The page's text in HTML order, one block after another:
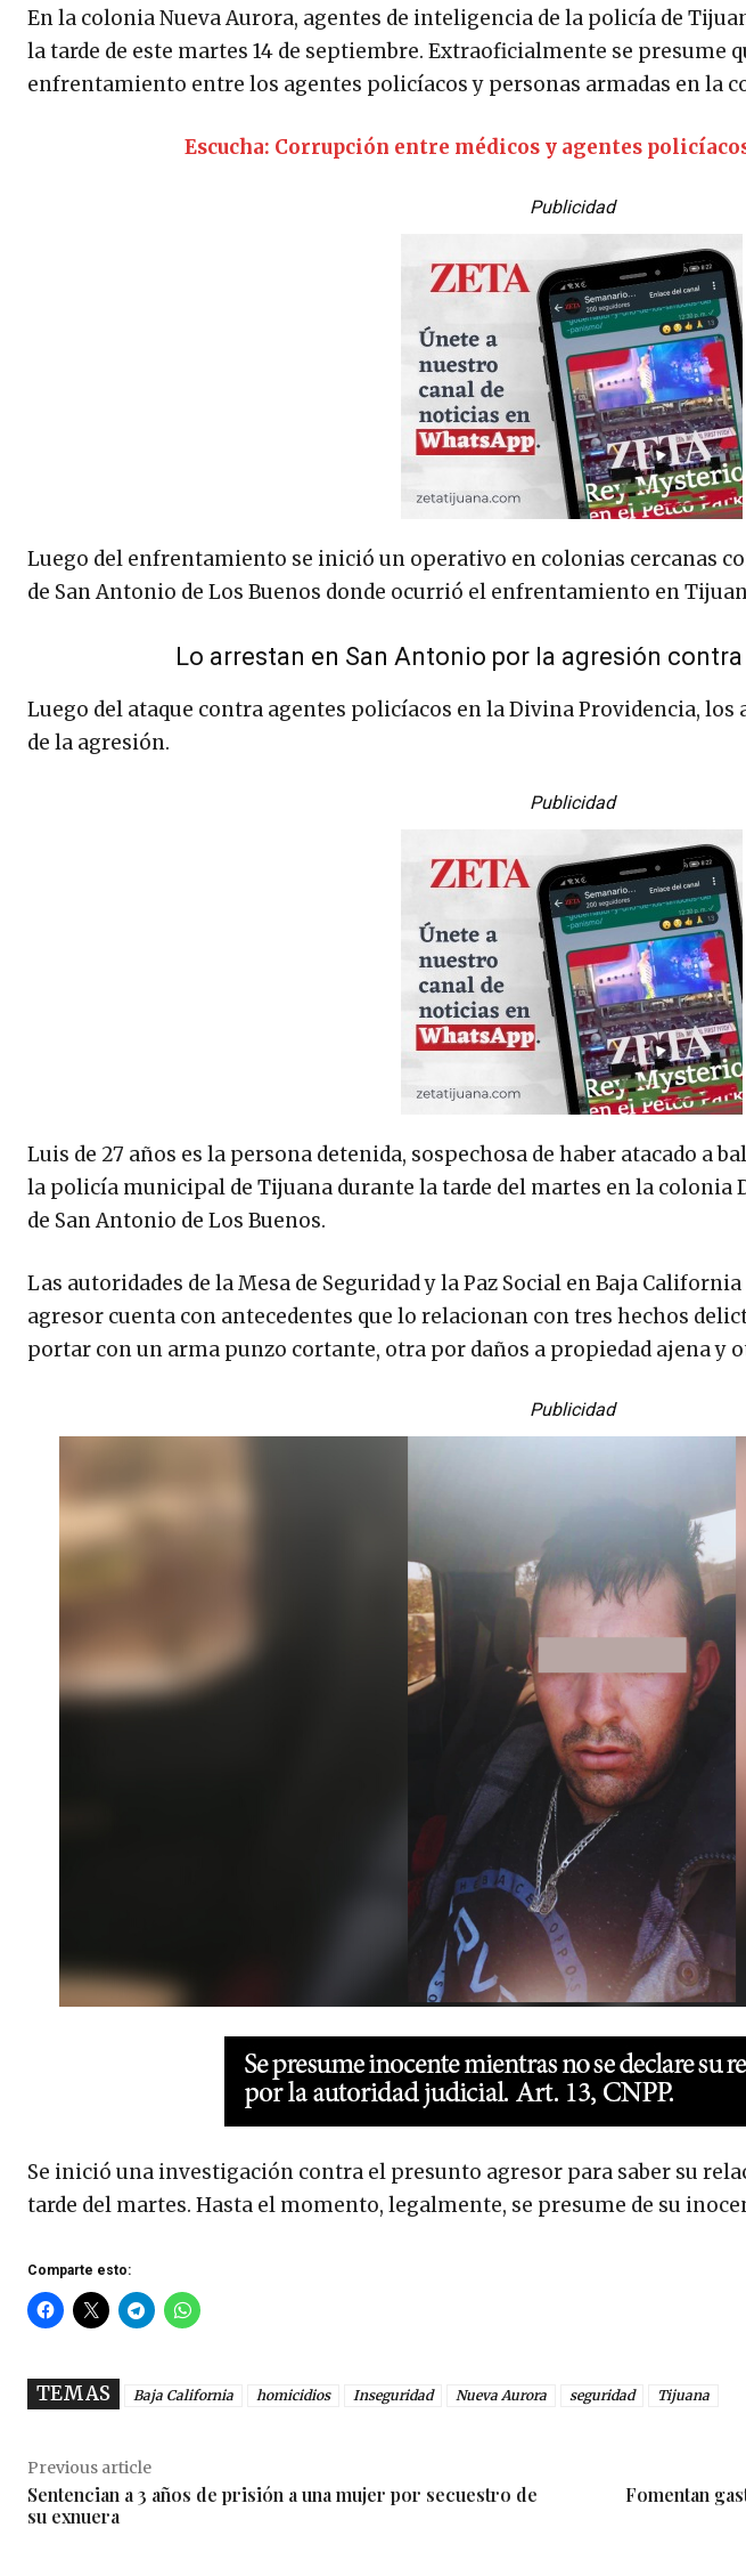
En la colonia Nueva Aurora, agentes de inteligencia de la policía de
la tarde de este martes 14 de septiembre. Extraoficialmente se presume
enfrentamiento entre los agentes policíacos y personas armadas en la
Escucha: Corrupción entre médicos y agentes
Publicidad
Luego del enfrentamiento se inició un operativo en colonias cercanas
de San Antonio de Los Buenos donde ocurrió el enfrentamiento en
Lo arrestan en San Antonio por la agresión
Luego del ataque contra agentes policíacos en la Divina Providencia, los
de la agresión.
Publicidad
Luis de 27 años es la persona detenida, sospechosa de haber atacado a
la policía municipal de Tijuana durante la tarde del martes en la colonia
de San Antonio de Los Buenos.
Las autoridades de la Mesa de Seguridad y la Paz Social en Baja
agresor cuenta con antecedentes que lo relacionan con tres hechos
portar con un arma punzo cortante, otra por daños a propiedad ajena y
Publicidad
Se inició una investigación contra el presunto agresor para saber su
tarde del martes. Hasta el momento, legalmente, se presume de su
Comparte esto:
TEMAS Baja California homicidios Inseguridad Nueva Aurora seguridad Tijuana
Previous article
Sentencian a 3 años de prisión a una mujer por secuestro de
su exnuera
Fomentan